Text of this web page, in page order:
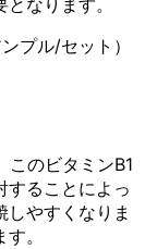
なります。
ンプル/セット）
このビタミンB1
することによっ
やすくなりま
。